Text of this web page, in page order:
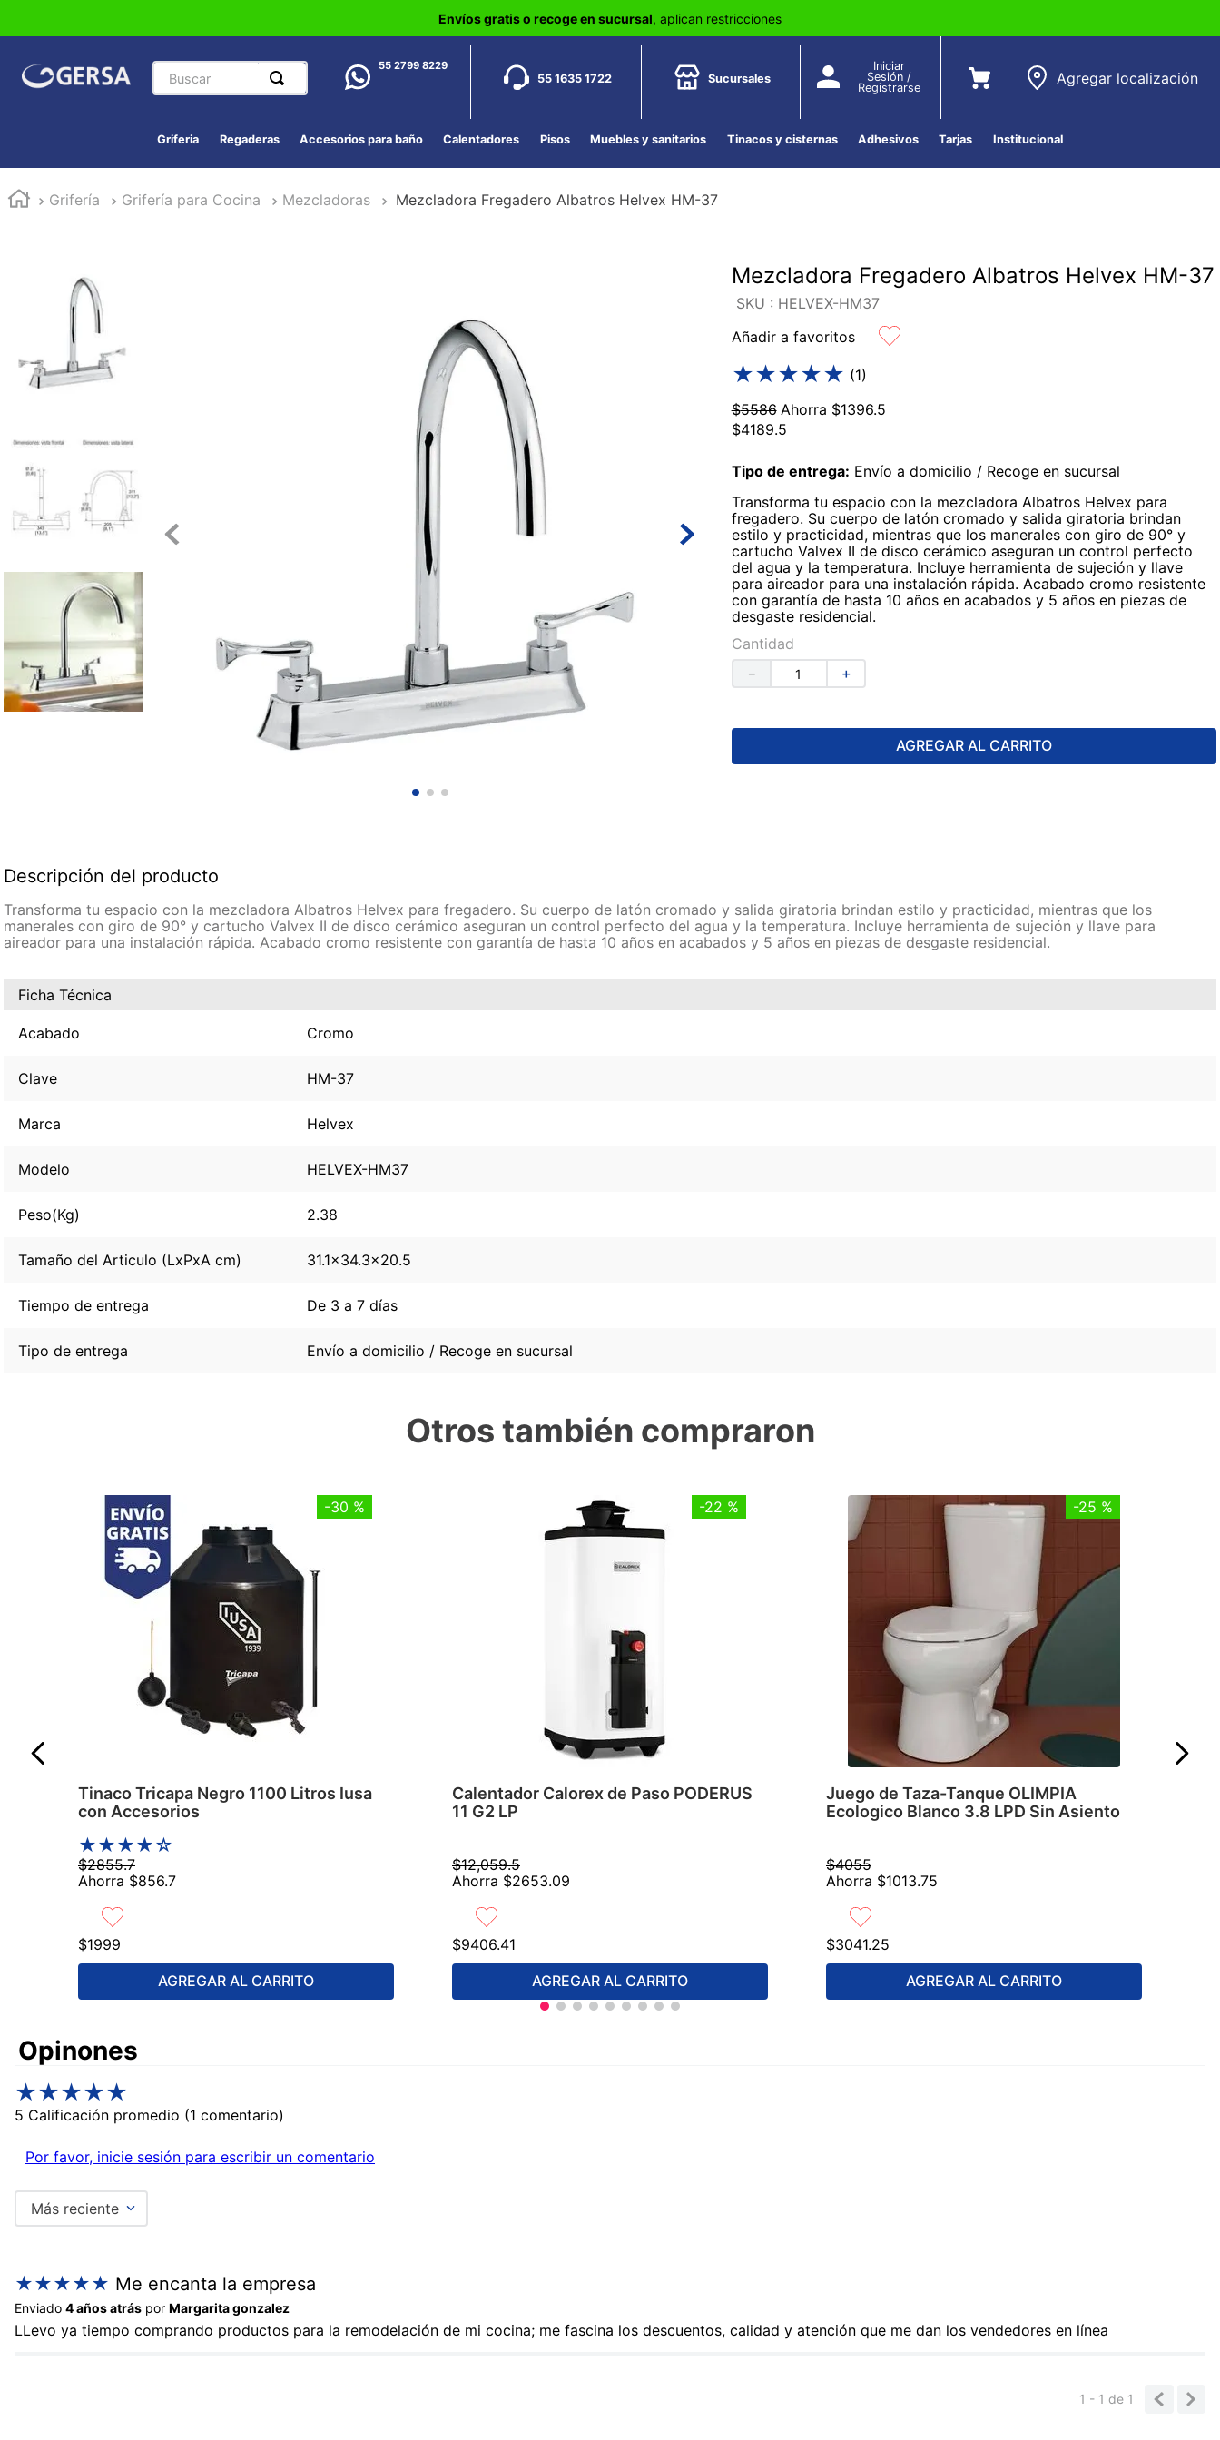
Envíos gratis o recoge en sucursal, aplican restricciones
Buscar 55 2799 8229
55 1635 1722 Sucursales
Iniciar
Sesión /
Registrarse
Agregar localización
Griferia Regaderas Accesorios para baño Calentadores Pisos Muebles y sanitarios Tinacos y cisternas Adhesivos Tarjas Institucional
Grifería Grifería para Cocina Mezcladoras Mezcladora Fregadero Albatros Helvex HM-37
Mezcladora Fregadero Albatros Helvex HM-37
: HELVEX-HM37
Añadir a favoritos
★★★★★ (1)
$5586 Ahorra $1396.5
$4189.5
Tipo de entrega: Envío a domicilio / Recoge en sucursal
Transforma tu espacio con la mezcladora Albatros Helvex para
fregadero. Su cuerpo de latón cromado y salida giratoria brindan
estilo y practicidad, mientras que los manerales con giro de 90° y
cartucho Valvex II de disco cerámico aseguran un control perfecto
del agua y la temperatura. Incluye herramienta de sujeción y llave
para aireador para una instalación rápida. Acabado cromo resistente
con garantía de hasta 10 años en acabados y 5 años en piezas de
desgaste residencial.
Cantidad
＋
－
AGREGAR AL CARRITO
Descripción del producto
Transforma tu espacio con la mezcladora Albatros Helvex para fregadero. Su cuerpo de latón cromado y salida giratoria brindan estilo y practicidad, mientras que los
manerales con giro de 90° y cartucho Valvex II de disco cerámico aseguran un control perfecto del agua y la temperatura. Incluye herramienta de sujeción y llave para
aireador para una instalación rápida. Acabado cromo resistente con garantía de hasta 10 años en acabados y 5 años en piezas de desgaste residencial.
Ficha Técnica
Acabado Cromo
Clave HM-37
Marca Helvex
Modelo HELVEX-HM37
Peso(Kg) 2.38
Tamaño del Articulo (LxPxA cm) 31.1x34.3x20.5
Tiempo de entrega De 3 a 7 días
Tipo de entrega Envío a domicilio / Recoge en sucursal
Otros también compraron
-30 %
Tinaco Tricapa Negro 1100 Litros Iusa
con Accesorios
★★★★☆
$2855.7
Ahorra $856.7
$1999
AGREGAR AL CARRITO
-22 %
Calentador Calorex de Paso PODERUS
11 G2 LP
$12,059.5
Ahorra $2653.09
$9406.41
AGREGAR AL CARRITO
-25 %
Juego de Taza-Tanque OLIMPIA
Ecologico Blanco 3.8 LPD Sin Asiento
$4055
Ahorra $1013.75
$3041.25
AGREGAR AL CARRITO
Comentarios
★★★★★
5 Calificación promedio (1 comentario)
Por favor, inicie sesión para escribir un comentario
Más reciente
★★★★★ Me encanta la empresa
Enviado 4 años atrás por Margarita gonzalez
LLevo ya tiempo comprando productos para la remodelación de mi cocina; me fascina los descuentos, calidad y atención que me dan los vendedores en línea
1 - 1de 1